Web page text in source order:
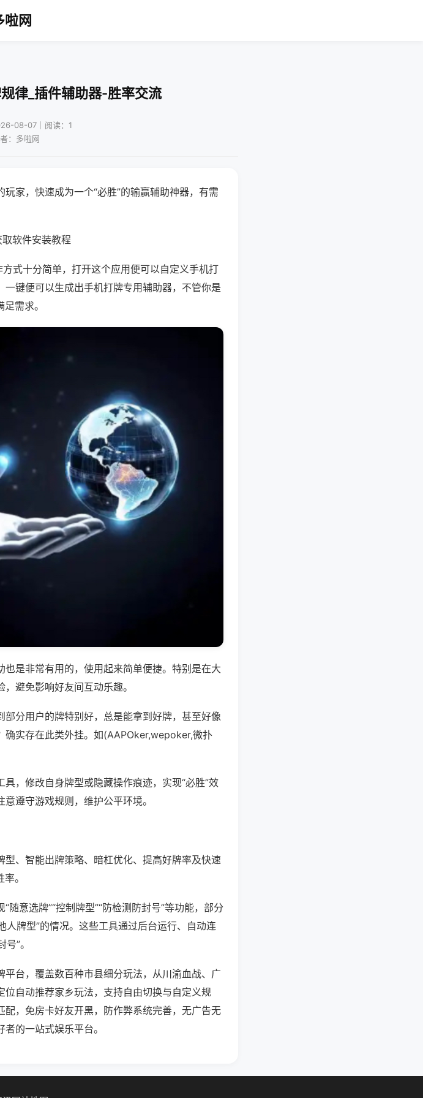
啦网
律_插件辅助器-胜率交流
08-07｜阅读：1
：多啦网
家，快速成为一个“必胜”的输赢辅助神器，有需
软件安装教程
式十分简单，打开这个应用便可以自定义手机打
键便可以生成出手机打牌专用辅助器，不管你是
需求。
是非常有用的，使用起来简单便捷。特别是在大
避免影响好友间互动乐趣。
分用户的牌特别好，总是能拿到好牌，甚至好像
确实存在此类外挂。如(AAPOker,wepoker,微扑
，修改自身牌型或隐藏操作痕迹，实现“必胜”效
遵守游戏规则，维护公平环境。
、智能出牌策略、暗杠优化、提高好牌率及快速
。
意选牌”“控制牌型”“防检测防封号”等功能，部分
人牌型”的情况。这些工具通过后台运行、自动连
”。
台，覆盖数百种市县细分玩法，从川渝血战、广
自动推荐家乡玩法，支持自由切换与自定义规
，免房卡好友开黑，防作弊系统完善，无广告无
的一站式娱乐平台。